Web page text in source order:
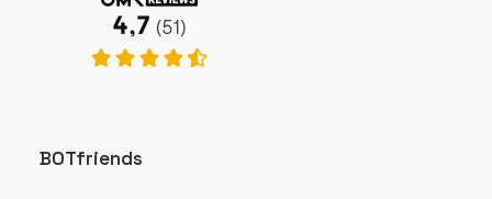
BOTfriends